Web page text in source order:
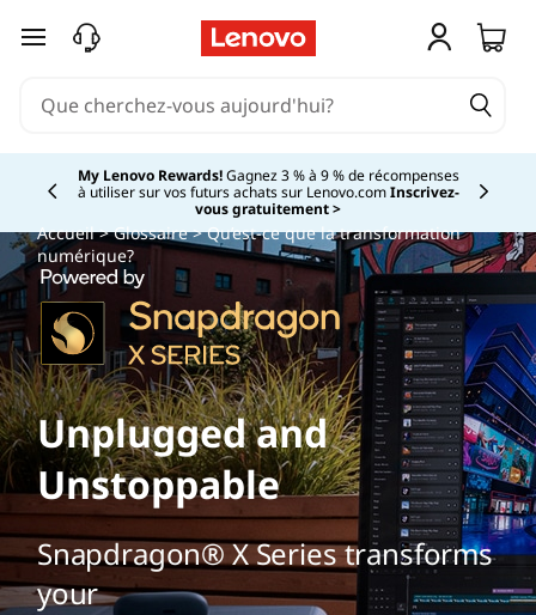
passer au contenu principal
My Lenovo Rewards!Gagnez 3 % à 9 % de récompenses
à utiliser sur vos futurs achats sur Lenovo.comInscrivez-
vous gratuitement >Currently displaying item 2 of
Accueil>Glossaire> Qu’est-ce que la transformation
numérique?
Unplugged and
Unstoppable
Snapdragon® X Series transforms
your